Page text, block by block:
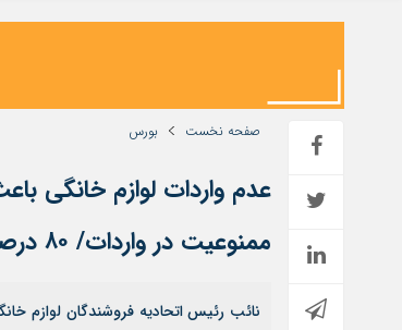
اقتصاد کلان
کسب
هوش مصنوعی
صفحه نخست بورس
عدم واردات لوازم خانگی
ممنوعیت در واردات/ ۸۰ درصد لوازم خانگی ریز خارجی هستند